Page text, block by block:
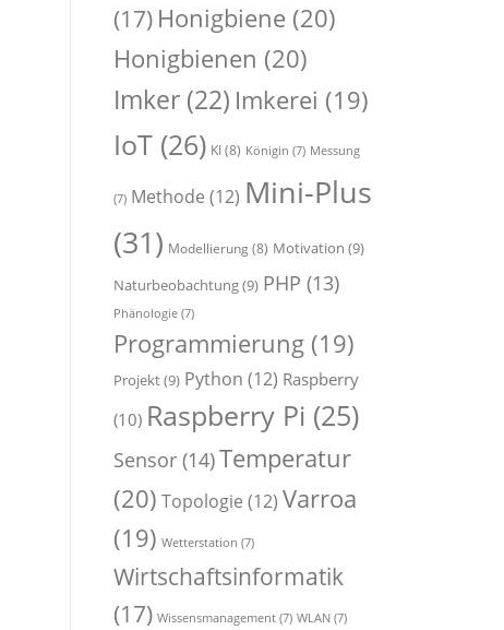
(17) Honigbiene (20)
Honigbienen (20)
Imker (22) Imkerei (19)
IoT (26) KI(8) Königin (7) Messung
(7) Methode (12) Mini-Plus
(31) Modellierung(8) Motivation (9)
Naturbeobachtung(9) PHP (13)
Phänologie (7)
Programmierung (19)
Projekt(9) Python (12) Raspberry
(10) Raspberry Pi (25)
Sensor (14)Temperatur
(20) Topologie (12) Varroa
(19) Wetterstation (7)
Wirtschaftsinformatik
(17) Wissensmanagement (7) WLAN (7)